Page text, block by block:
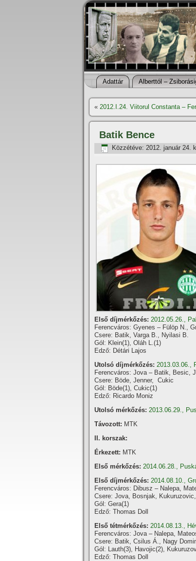
Adattár Alberttól –
« 2012.I.24. Viitorul Constanta –
Batik Bence
Közzétéve: 2012. január 24.
Első dí­jmérkőzés: 2012.05.26.,
Ferencváros: Gyenes – Fülöp N.,
Csere: Batik, Varga B., Nyilasi B.
Gól: Klein(1), Oláh L.(1)
Edző: Détári Lajos
Utolsó dí­jmérkőzés: 2013.03.06.,
Ferencváros: Jova – Batik, Besic,
Csere: Böde, Jenner, Cukic
Gól: Böde(1), Cukic(1)
Edző: Ricardo Moniz
Utolsó mérkőzés: 2013.06.29.,
Távozott: MTK
II. korszak:
Érkezett: MTK
Első mérkőzés: 2014.06.28.,
Első dí­jmérkőzés: 2014.08.10.,
Ferencváros: Dibusz – Nalepa,
Csere: Jova, Bosnjak,
Gól: Gera(1)
Edző: Thomas Doll
Első tétmérkőzés: 2014.08.13.,
Ferencváros: Jova – Nalepa,
Csere: Batik, Csilus Á., Nagy
Gól: Lauth(3), Havojic(2),
Edző: Thomas Doll